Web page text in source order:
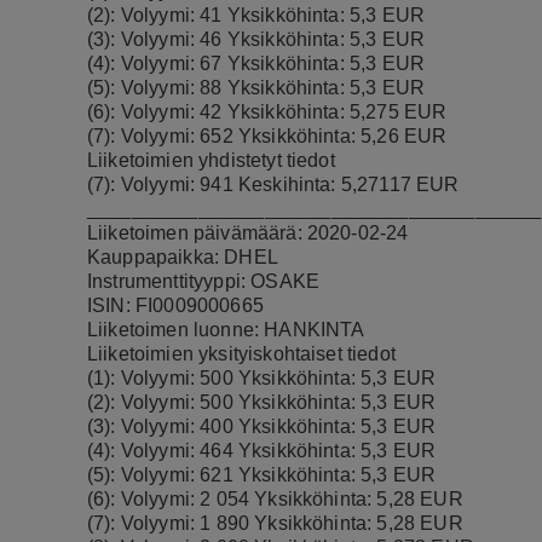
(2): Volyymi: 41 Yksikköhinta: 5,3 EUR
(3): Volyymi: 46 Yksikköhinta: 5,3 EUR
(4): Volyymi: 67 Yksikköhinta: 5,3 EUR
(5): Volyymi: 88 Yksikköhinta: 5,3 EUR
(6): Volyymi: 42 Yksikköhinta: 5,275 EUR
(7): Volyymi: 652 Yksikköhinta: 5,26 EUR
Liiketoimien yhdistetyt tiedot
(7): Volyymi: 941 Keskihinta: 5,27117 EUR
Liiketoimen päivämäärä: 2020-02-24
Kauppapaikka: DHEL
Instrumenttityyppi: OSAKE
ISIN: FI0009000665
Liiketoimen luonne: HANKINTA
Liiketoimien yksityiskohtaiset tiedot
(1): Volyymi: 500 Yksikköhinta: 5,3 EUR
(2): Volyymi: 500 Yksikköhinta: 5,3 EUR
(3): Volyymi: 400 Yksikköhinta: 5,3 EUR
(4): Volyymi: 464 Yksikköhinta: 5,3 EUR
(5): Volyymi: 621 Yksikköhinta: 5,3 EUR
(6): Volyymi: 2 054 Yksikköhinta: 5,28 EUR
(7): Volyymi: 1 890 Yksikköhinta: 5,28 EUR